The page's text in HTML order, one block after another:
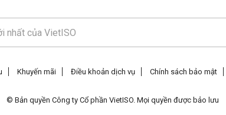
Khuyến mãi Điều khoản dịch vụ Chính sách bảo mật
© Bản quyền Công ty Cổ phần VietISO. Mọi quyền được bảo lưu